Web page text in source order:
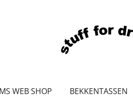
WEB SHOP BEKKENTASSEN